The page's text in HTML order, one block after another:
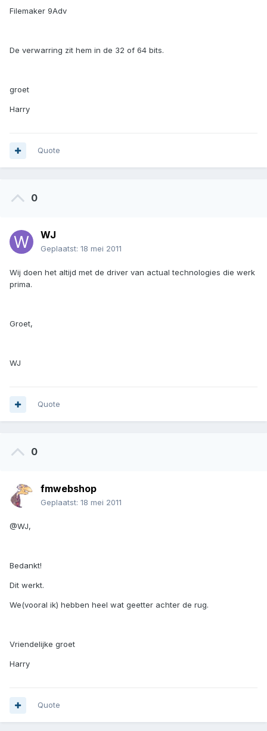
Filemaker 9Adv
De verwarring zit hem in de 32 of 64 bits.
groet
Harry
Quote
0
WJ
Geplaatst: 18 mei 2011
Wij doen het altijd met de driver van actual technologies die werk
prima.
Groet,
WJ
Quote
0
fmwebshop
Geplaatst: 18 mei 2011
@WJ,
Bedankt!
Dit werkt.
We(vooral ik) hebben heel wat geetter achter de rug.
Vriendelijke groet
Harry
Quote